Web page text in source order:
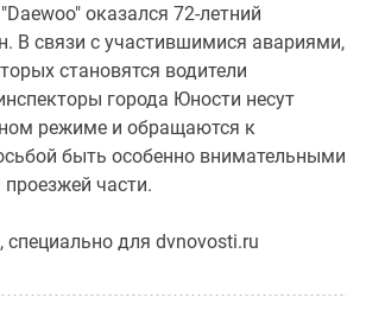
оказался 72-летний
В связи с участившимися авариями,
становятся водители
города Юности несут
режиме и обращаются к
быть особенно внимательными
проезжей части.
специально для dvnovosti.ru